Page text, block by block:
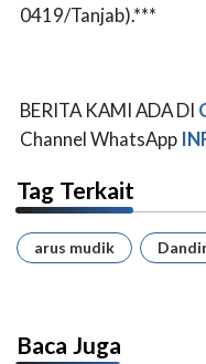
0419/Tanjab).***
BERITA KAMI ADA DI
Channel WhatsApp
Tag Terkait
arus mudik
Baca Juga